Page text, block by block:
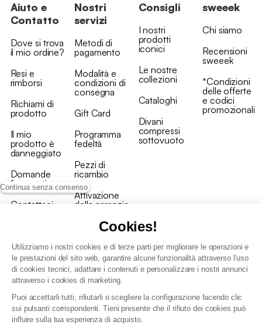
Continua senza consenso
Cookies!
Utilizziamo i nostri cookies e di terze parti per migliorare le operazioni e
le prestazioni del sito web, garantire alcune funzionalità attraverso l'uso
di cookies tecnici, adattare i contenuti e personalizzare i nostri annunci
attraverso i cookies di marketing.
Puoi accettarli tutti, rifiutarli o scegliere la configurazione facendo clic
sui pulsanti corrispondenti. Tieni presente che il rifiuto dei cookies può
influire sulla tua esperienza di acquisto.
Aiuto e
Contatto
Dove si trova
il mio ordine?
Resi e
rimborsi
Richiami di
prodotto
Il mio
prodotto è
danneggiato
Domande
frequenti
Contattaci
Nostri
servizi
Metodi di
pagamento
Modalità e
condizioni di
consegna
Gift Card
Programma
fedeltà
Pezzi di
ricambio
Attivazione
della garanzia
Consigli
I nostri
prodotti
iconici
Le nostre
collezioni
Cataloghi
Divani
compressi
sottovuoto
sweeek
Chi siamo
Recensioni
sweeek
*Condizioni
delle offerte
e codici
promozionali
Condizioni generali vendita
Politica di gestione dei dati personali e dei cookie
Condizioni generali di vendita per clienti professionali
Dichiarazione di accessibilità